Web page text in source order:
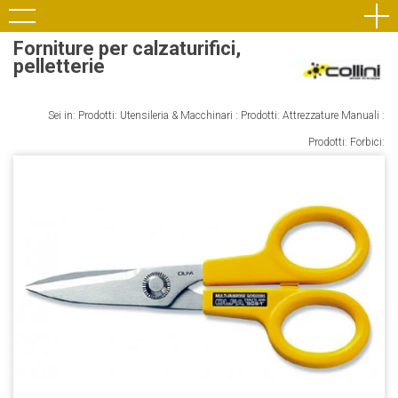
Forniture per calzaturifici,
pelletterie
Sei in: Prodotti: Utensileria & Macchinari : Prodotti: Attrezzature Manuali :
Prodotti: Forbici: